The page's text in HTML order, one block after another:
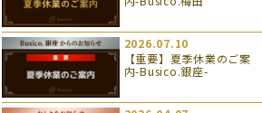
2026.07.10
【重要】夏季休業のご案
内-Busico.銀座-